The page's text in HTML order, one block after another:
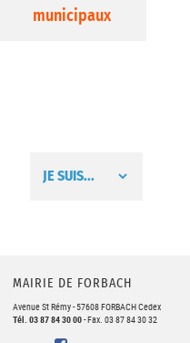
municipaux
MAIRIE DE FORBACH
Avenue St Rémy - 57608 FORBACH Cedex
Tél. 03 87 84 30 00- Fax. 03 87 84 30 32